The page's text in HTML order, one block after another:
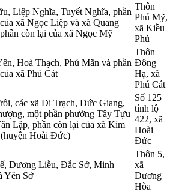
Liệp Nghĩa, Tuyết Nghĩa, phần
xã Ngọc Liệp và xã Quang
còn lại của xã Ngọc Mỹ
Thôn
Phú Mỹ,
xã Kiều
Phú
Hoà Thạch, Phú Mãn và phần
xã Phú Cát
Thôn
Đông
Hạ, xã
Phú Cát
các xã Di Trạch, Đức Giang,
một phần phường Tây Tựu
Lập, phần còn lại của xã Kim
Hoài Đức)
Số 125
tỉnh lộ
422, xã
Hoài
Đức
Dương Liễu, Đắc Sở, Minh
Yên Sở
Thôn 5,
xã
Dương
Hòa